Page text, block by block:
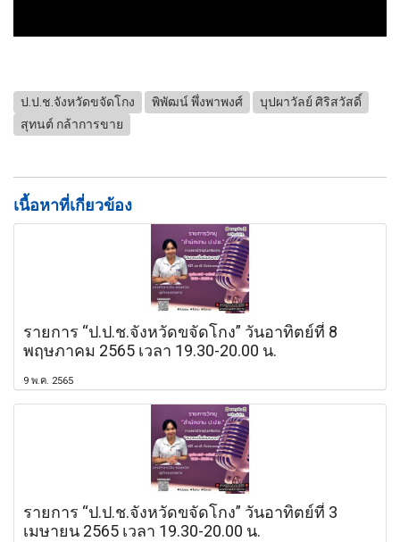
ป.ป.ช.จังหวัดขจัดโกง พิพัฒน์ พึ่งพาพงศ์
บุปผาวัลย์ ศิริสวัสดิ์
สุทนต์ กล้าการขาย
เนื้อหาที่เกี่ยวข้อง
รายการ “ป.ป.ช.จังหวัดขจัดโกง” วันอาทิตย์ที่ 8
พฤษภาคม 2565 เวลา 19.30-20.00 น.
9 พ.ค. 2565
รายการ “ป.ป.ช.จังหวัดขจัดโกง” วันอาทิตย์ที่ 3
เมษายน 2565 เวลา 19.30-20.00 น.